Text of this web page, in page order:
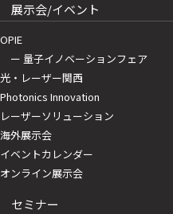
展示会/イベント
OPIE
ー 量子イノベーションフェア
光・レーザー関西
Photonics Innovation
レーザーソリューション
海外展示会
イベントカレンダー
オンライン展示会
セミナー